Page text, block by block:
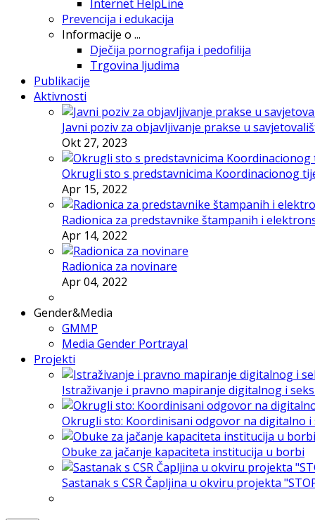
Internet HelpLine
Prevencija i edukacija
Informacije o ...
Dječija pornografija i pedofilija
Trgovina ljudima
Publikacije
Aktivnosti
Javni poziv za objavljivanje prakse u
Okt 27, 2023
Okrugli sto s predstavnicima Koordinacionog
Apr 15, 2022
Radionica za predstavnike štampanih i
Apr 14, 2022
Radionica za novinare
Apr 04, 2022
Gender&Media
GMMP
Media Gender Portrayal
Projekti
Istraživanje i pravno mapiranje digitalnog i
Okrugli sto: Koordinisani odgovor na digitalno i
Obuke za jačanje kapaciteta institucija u borbi
Sastanak s CSR Čapljina u okviru projekta